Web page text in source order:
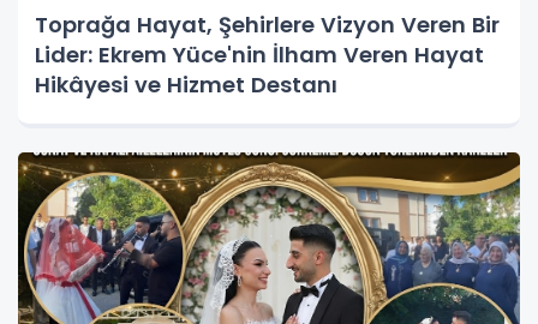
Toprağa Hayat, Şehirlere Vizyon Veren Bir
Lider: Ekrem Yüce'nin İlham Veren Hayat
Hikâyesi ve Hizmet Destanı